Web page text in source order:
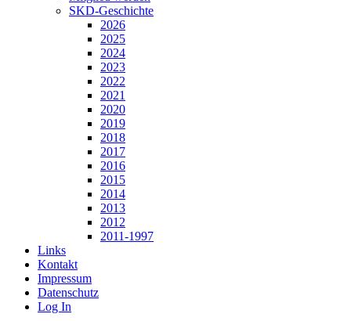
SKD-Geschichte
2026
2025
2024
2023
2022
2021
2020
2019
2018
2017
2016
2015
2014
2013
2012
2011-1997
Links
Kontakt
Impressum
Datenschutz
Log In